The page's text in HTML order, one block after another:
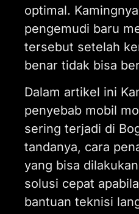
optimal.
pengemudi baru
tersebut setelah
benar tidak bisa
Dalam artikel ini
penyebab mobil
sering terjadi di
tandanya, cara
yang bisa
solusi cepat
bantuan teknisi